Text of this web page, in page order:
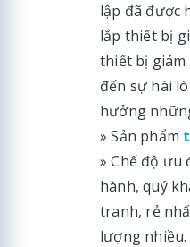
lập đã được
lắp thiết bị
thiết bị giám
đến sự hài
hưởng
» Sản phẩm
» Chế độ ưu
hành, quý
tranh, rẻ
lượng nhiều.